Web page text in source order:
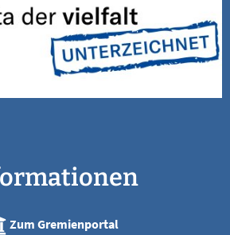
Zum Gremienportal